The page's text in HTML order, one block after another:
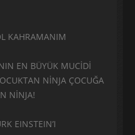
KAHRAMANIM
EN BÜYÜK MUCİDİ
NİNJA ÇOCUĞA
NİNJA!
EINSTEIN’I